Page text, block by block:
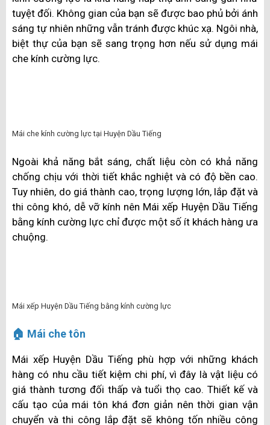
thành không cao, có khả năng uốn dẻo giúp cho quá
trình thi công lắp đặt được nhanh chóng và dễ dàng
hơn.
Một trong những ưu điểm nổi bật nhất của mái che
tuyệt đối. Không gian của bạn sẽ được bao phủ bởi ánh
sáng tự nhiên những vẫn tránh được khúc xạ. Ngôi nhà,
biệt thự của bạn sẽ sang trọng hơn nếu sử dụng mái
che kính cường lực.